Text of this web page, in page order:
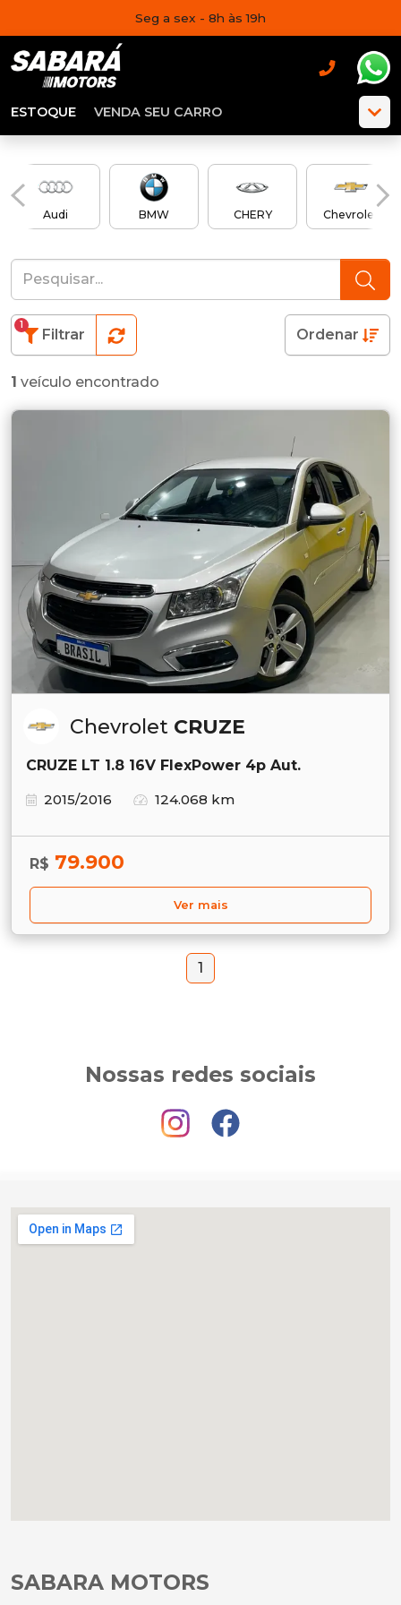
Seg a sex - 8h às 19h
ESTOQUE VENDA SEU CARRO
Audi BMW CHERY Chevrolet
Filtrar
1
Ordenar
1 veículo encontrado
Chevrolet CRUZE
CRUZE LT 1.8 16V FlexPower 4p Aut.
2015/2016
124.068 km
R$ 79.900
Ver mais
1
Nossas redes sociais
SABARA MOTORS